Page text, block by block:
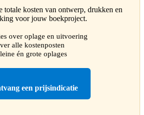
kosten van ontwerp, drukken en
voor jouw boekproject.
over oplage en uitvoering
alle kostenposten
én grote oplages
een prijsindicatie